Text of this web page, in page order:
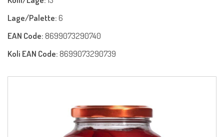
Lage/Palette:6
EAN Code: 8699073290740
Koli EAN Code: 8699073290739